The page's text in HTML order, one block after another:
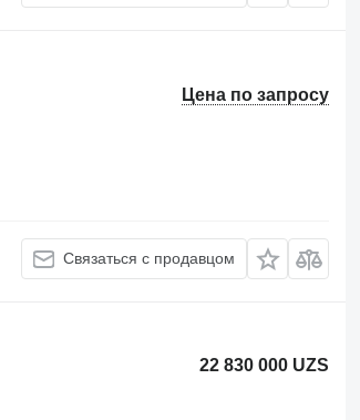
Цена по запросу
Связаться с продавцом
22 830 000 UZS